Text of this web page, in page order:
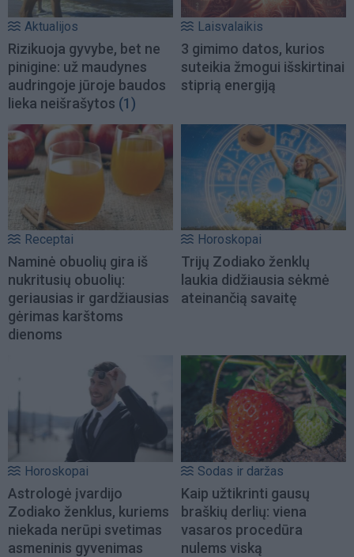
Aktualijos
Rizikuoja gyvybe, bet ne
pinigine: už maudynes
audringoje jūroje baudos
lieka neišrašytos (1)
Laisvalaikis
3 gimimo datos, kurios
suteikia žmogui išskirtinai
stiprią energiją
Receptai
Naminė obuolių gira iš
nukritusių obuolių:
geriausias ir gardžiausias
gėrimas karštoms
dienoms
Horoskopai
Trijų Zodiako ženklų
laukia didžiausia sėkmė
ateinančią savaitę
Horoskopai
Astrologė įvardijo
Zodiako ženklus, kuriems
niekada nerūpi svetimas
asmeninis gyvenimas
Sodas ir daržas
Kaip užtikrinti gausų
braškių derlių: viena
vasaros procedūra
nulems viską